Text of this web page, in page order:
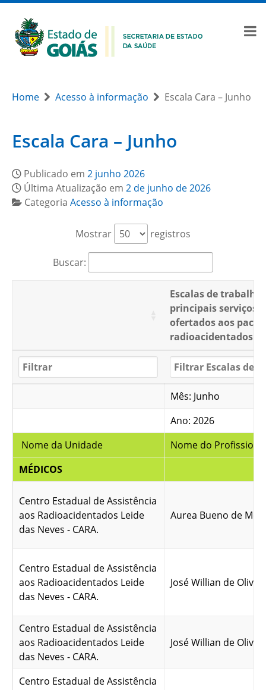
Home Acesso à informação Escala Cara – Junho
Escala Cara – Junho
Publicado em 2 junho 2026
Última Atualização em 2 de junho de 2026
Categoria Acesso à informação
Mostrar registros
Buscar:
Escalas de trabalho
principais serviços
ofertados aos
radioacidentados
Mês: Junho
Ano: 2026
Nome da Unidade
Nome do
MÉDICOS
Centro Estadual de Assistência
aos Radioacidentados Leide
das Neves - CARA.
Aurea Bueno de
Centro Estadual de Assistência
aos Radioacidentados Leide
das Neves - CARA.
José Willian de
Centro Estadual de Assistência
aos Radioacidentados Leide
das Neves - CARA.
José Willian de
Centro Estadual de Assistência